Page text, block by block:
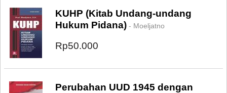
KUHP (Kitab Undang-undang
Hukum Pidana) - Moeljatno
Rp50.000
Perubahan UUD 1945 dengan